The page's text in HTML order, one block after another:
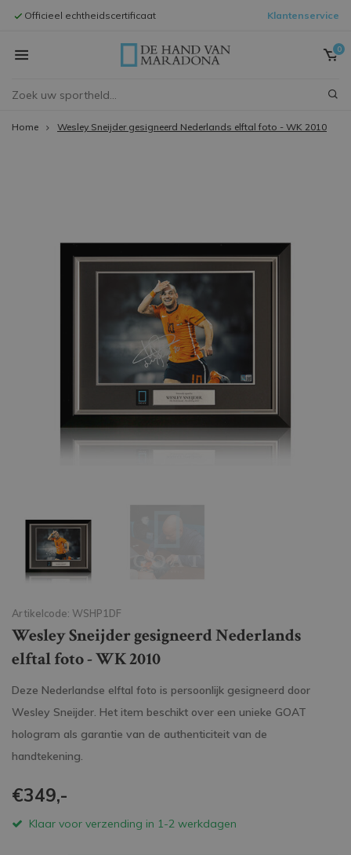
Officieel echtheidscertificaat Inlijstingen
Klantenservice
0
Home Wesley Sneijder gesigneerd Nederlands elftal foto - WK 2010
Artikelcode: WSHP1DF
Wesley Sneijder gesigneerd Nederlands
elftal foto - WK 2010
Deze Nederlandse elftal foto is persoonlijk gesigneerd door
Wesley Sneijder. Het item beschikt over een unieke GOAT
hologram als garantie van de authenticiteit van de
handtekening.
€349,-
Klaar voor verzending in 1-2 werkdagen